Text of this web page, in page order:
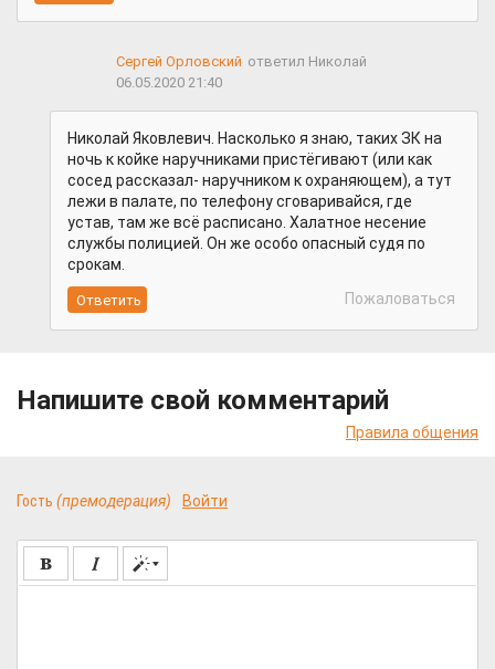
Сергей Орловский ответил Николай
06.05.2020 21:40
Николай Яковлевич. Насколько я знаю, таких ЗК на
ночь к койке наручниками пристёгивают (или как
сосед рассказал- наручником к охраняющем), а тут
лежи в палате, по телефону сговаривайся, где
устав, там же всё расписано. Халатное несение
службы полицией. Он же особо опасный судя по
срокам.
Пожаловаться
Напишите свой комментарий
Правила общения
Гость (премодерация) Войти